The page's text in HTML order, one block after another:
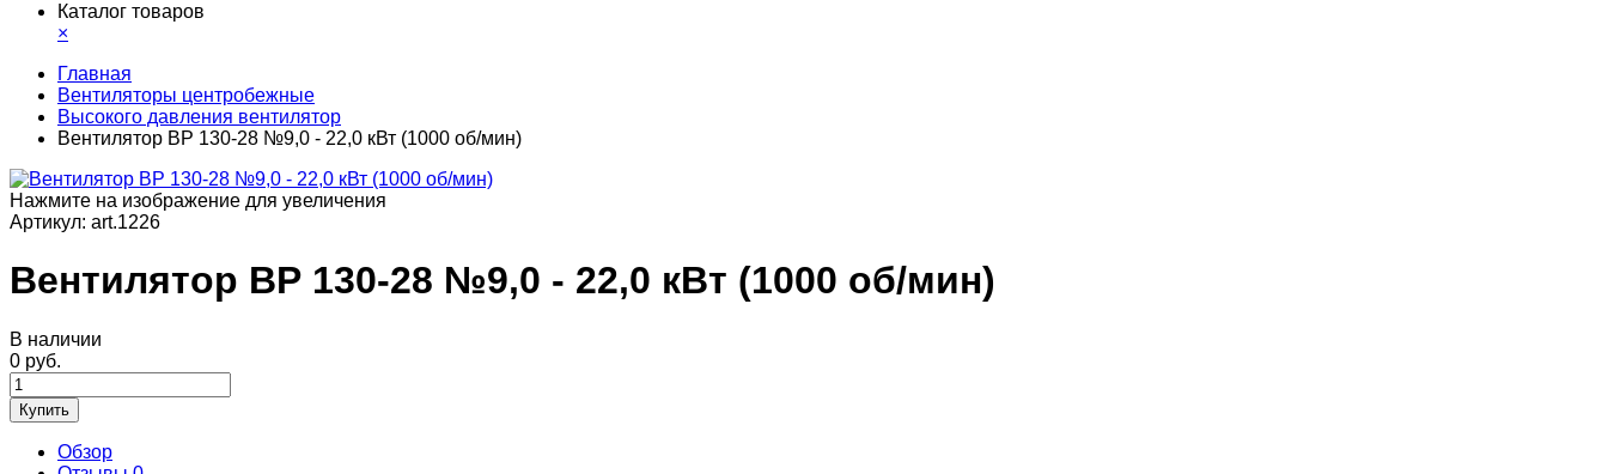
Каталог товаров
×
Главная
Вентиляторы центробежные
Высокого давления вентилятор
Вентилятор ВР 130-28 №9,0 - 22,0 кВт (1000 об/мин)
Нажмите на изображение для увеличения
Артикул: art.1226
Вентилятор ВР 130-28 №9,0 - 22,0 кВт (1000 об/мин)
В наличии
0 руб.
Купить
Обзор